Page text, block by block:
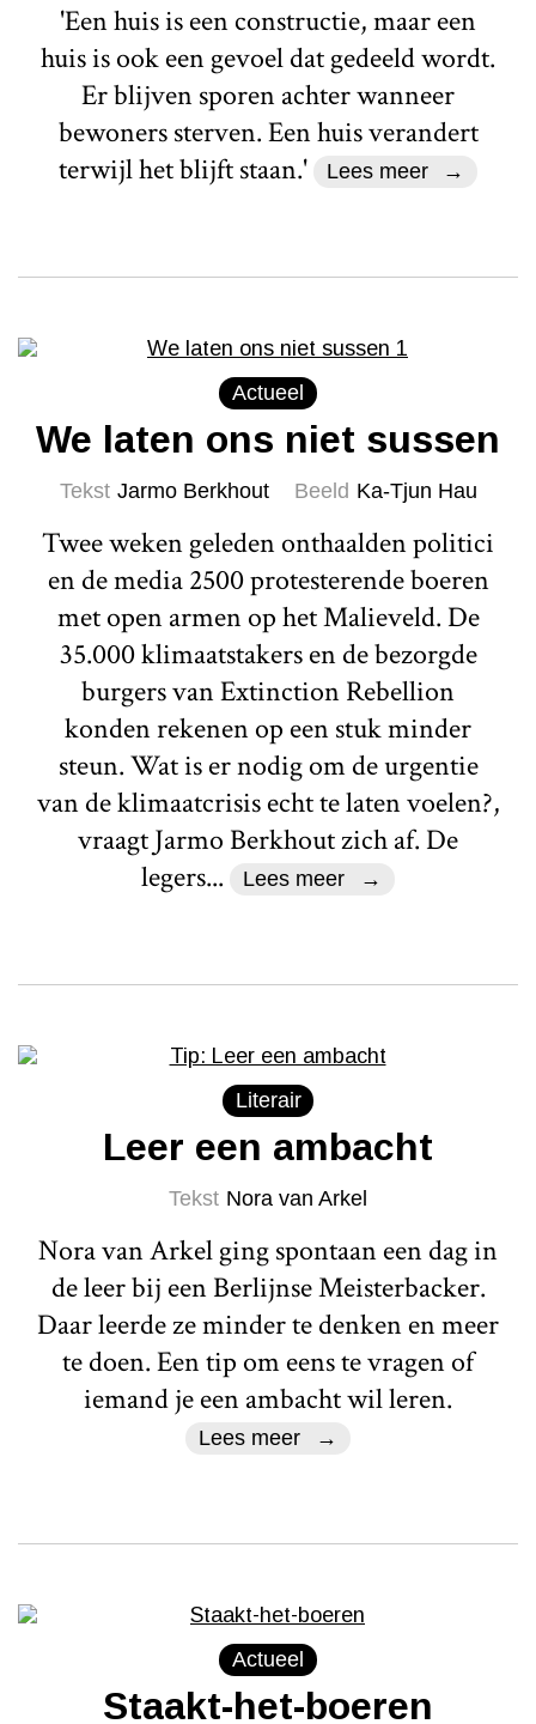
'Een huis is een constructie, maar een
huis is ook een gevoel dat gedeeld wordt.
Er blijven sporen achter wanneer
bewoners sterven. Een huis verandert
terwijl het blijft staan.'
Lees meer
Actueel
We laten ons niet sussen
Tekst Jarmo Berkhout Beeld Ka-Tjun Hau
Twee weken geleden onthaalden politici
en de media 2500 protesterende boeren
met open armen op het Malieveld. De
35.000 klimaatstakers en de bezorgde
burgers van Extinction Rebellion
konden rekenen op een stuk minder
steun. Wat is er nodig om de urgentie
van de klimaatcrisis echt te laten voelen?,
vraagt Jarmo Berkhout zich af. De
legers...
Lees meer
Literair
Leer een ambacht
Tekst Nora van Arkel
Nora van Arkel ging spontaan een dag in
de leer bij een Berlijnse Meisterbacker.
Daar leerde ze minder te denken en meer
te doen. Een tip om eens te vragen of
iemand je een ambacht wil leren.
Lees meer
Actueel
Staakt-het-boeren